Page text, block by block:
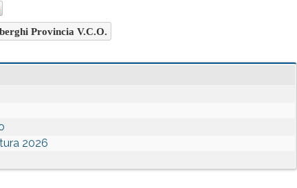
Provincia V.C.O.
2026